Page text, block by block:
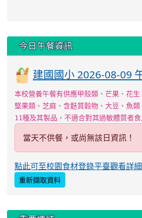
下中區域內容
今日午餐資訊
建國國小 2026-08-09
本校營養午餐有供應甲殼類、芒果、花生
堅果類、芝麻、含麩質穀物、大豆、魚
11種及其製品，不適合對其過敏體質者食
當天不供餐，或尚無該日資訊！
點此可至校園食材登錄平臺觀看詳
重新擷取資料